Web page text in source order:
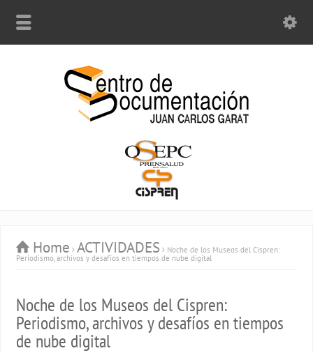
Home ACTIVIDADES
Noche de los Museos del Cispren:
Periodismo, archivos y desafíos en tiempos de nube digital
Noche de los Museos del Cispren:
Periodismo, archivos y desafíos en tiempos
de nube digital